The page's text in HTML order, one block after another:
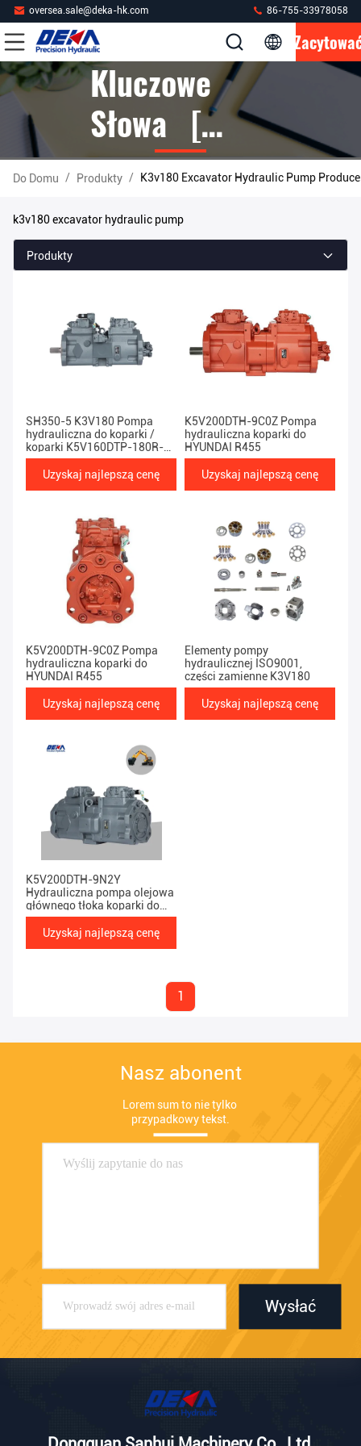
oversea.sale@deka-hk.com 86-755-33978058
Kluczowe
Słowa [
K3v180
Excavator
Hydraulic
Pump ] Mecz
5 Produkty
Do Domu / Produkty / K3v180 Excavator Hydraulic Pump
k3v180 excavator hydraulic pump
Produkty
SH350-5 K3V180 Pompa
hydrauliczna do koparki /
koparki K5V160DTP-180R-
9Y04
Uzyskaj najlepszą cenę
K5V200DTH-9C0Z Pompa
hydrauliczna koparki do
HYUNDAI R455
Uzyskaj najlepszą cenę
K5V200DTH-9C0Z Pompa
hydrauliczna koparki do
HYUNDAI R455
Uzyskaj najlepszą cenę
Elementy pompy
hydraulicznej ISO9001,
części zamienne K3V180
Uzyskaj najlepszą cenę
K5V200DTH-9N2Y
Hydrauliczna pompa olejowa
głównego tłoka koparki do
EC480D
Uzyskaj najlepszą cenę
1
Nasz abonent
Lorem sum to nie tylko
przypadkowy tekst.
Wysłać